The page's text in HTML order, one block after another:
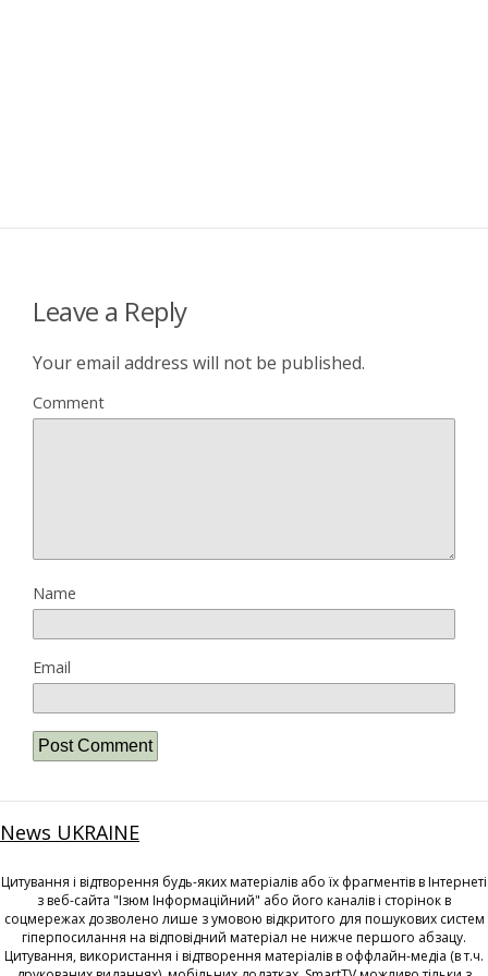
Leave a Reply
Your email address will not be published.
Comment
Name
Email
News UKRAINE
Цитування і відтворення будь-яких матеріалів або їх фрагментів в Інтернеті
з веб-сайта "Ізюм Інформаційний" або його каналів і сторінок в
соцмережах дозволено лише з умовою відкритого для пошукових систем
гіперпосилання на відповідний матеріал не нижче першого абзацу.
Цитування, використання і відтворення матеріалів в оффлайн-медіа (в т.ч.